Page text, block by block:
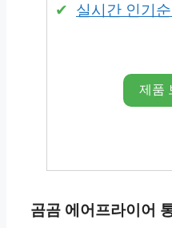
실시간 인기순
제품
곰곰 에어프라이어